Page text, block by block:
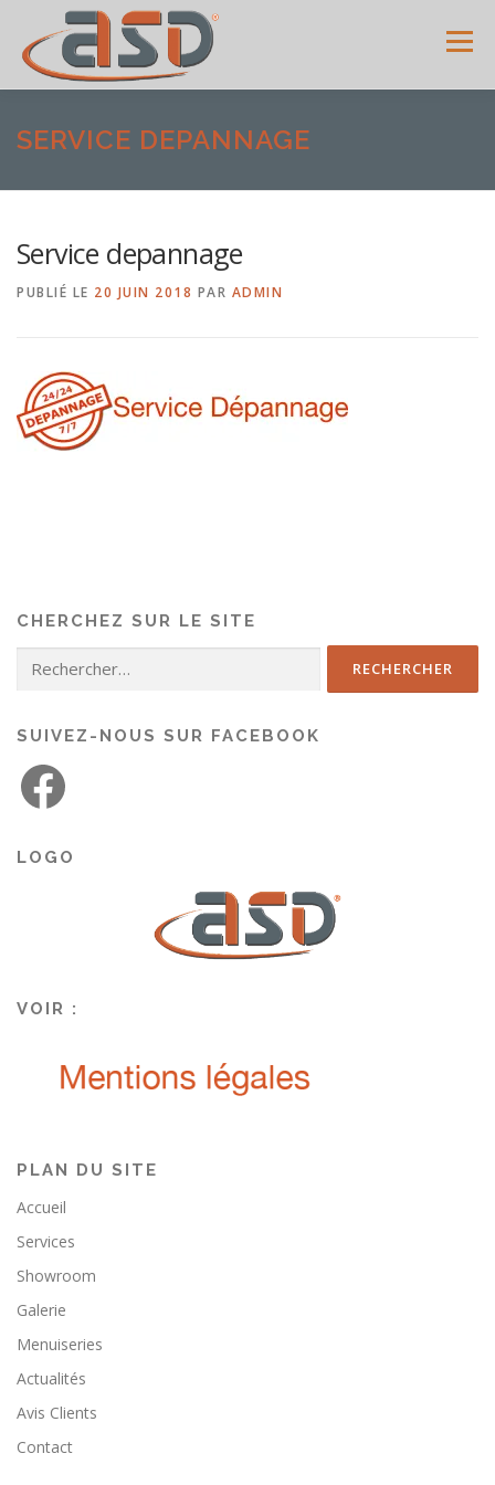
Menu
ACCUEIL SERVICES SHOWROOM
CONTACT
SERVICE DEPANNAGE
Service depannage
PUBLIÉ LE 20 JUIN 2018 PAR ADMIN
CHERCHEZ SUR LE SITE
SUIVEZ-NOUS SUR FACEBOOK
LOGO
VOIR :
PLAN DU SITE
Accueil
Services
Showroom
Galerie
Menuiseries
Actualités
Avis Clients
Contact